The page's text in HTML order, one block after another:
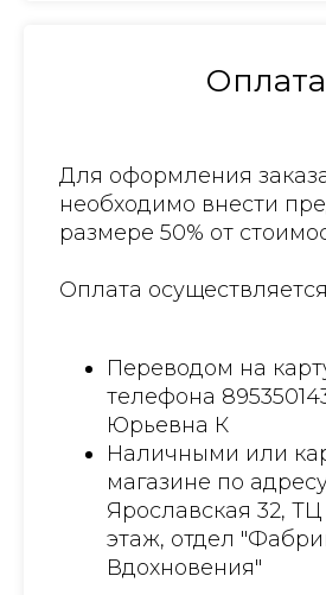
Оплата
Для оформления
необходимо внести
размере 50% от
Оплата
Переводом на
телефона
Юрьевна К
Наличными или
магазине по
Ярославская 32,
этаж, отдел
Вдохновения"